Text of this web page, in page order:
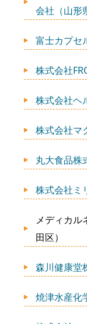
会社（山形
富士カプセ
株式会社
株式会社ヘ
株式会社マ
丸大食品株
株式会社ミ
メディカル
田区）
森川健康堂
焼津水産化